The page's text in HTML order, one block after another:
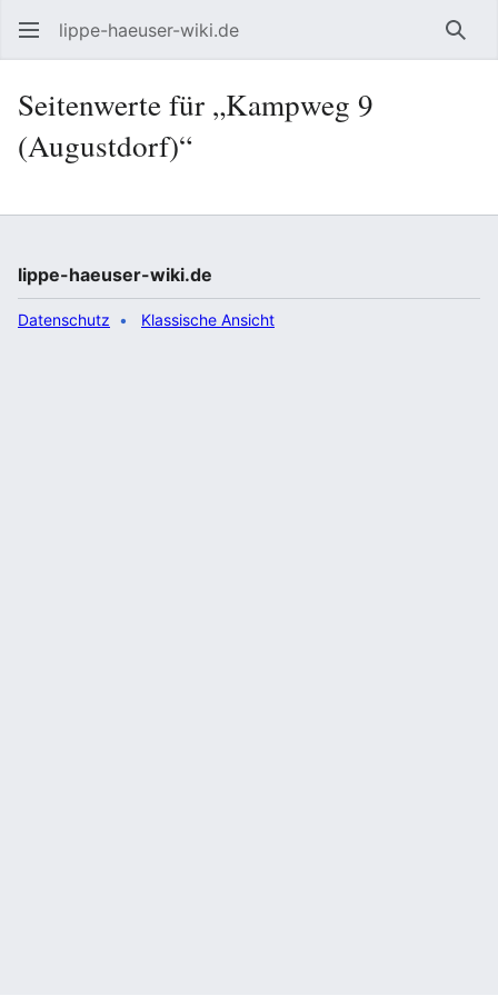
lippe-haeuser-wiki.de
Seitenwerte für „Kampweg 9
(Augustdorf)“
lippe-haeuser-wiki.de
Datenschutz Klassische Ansicht